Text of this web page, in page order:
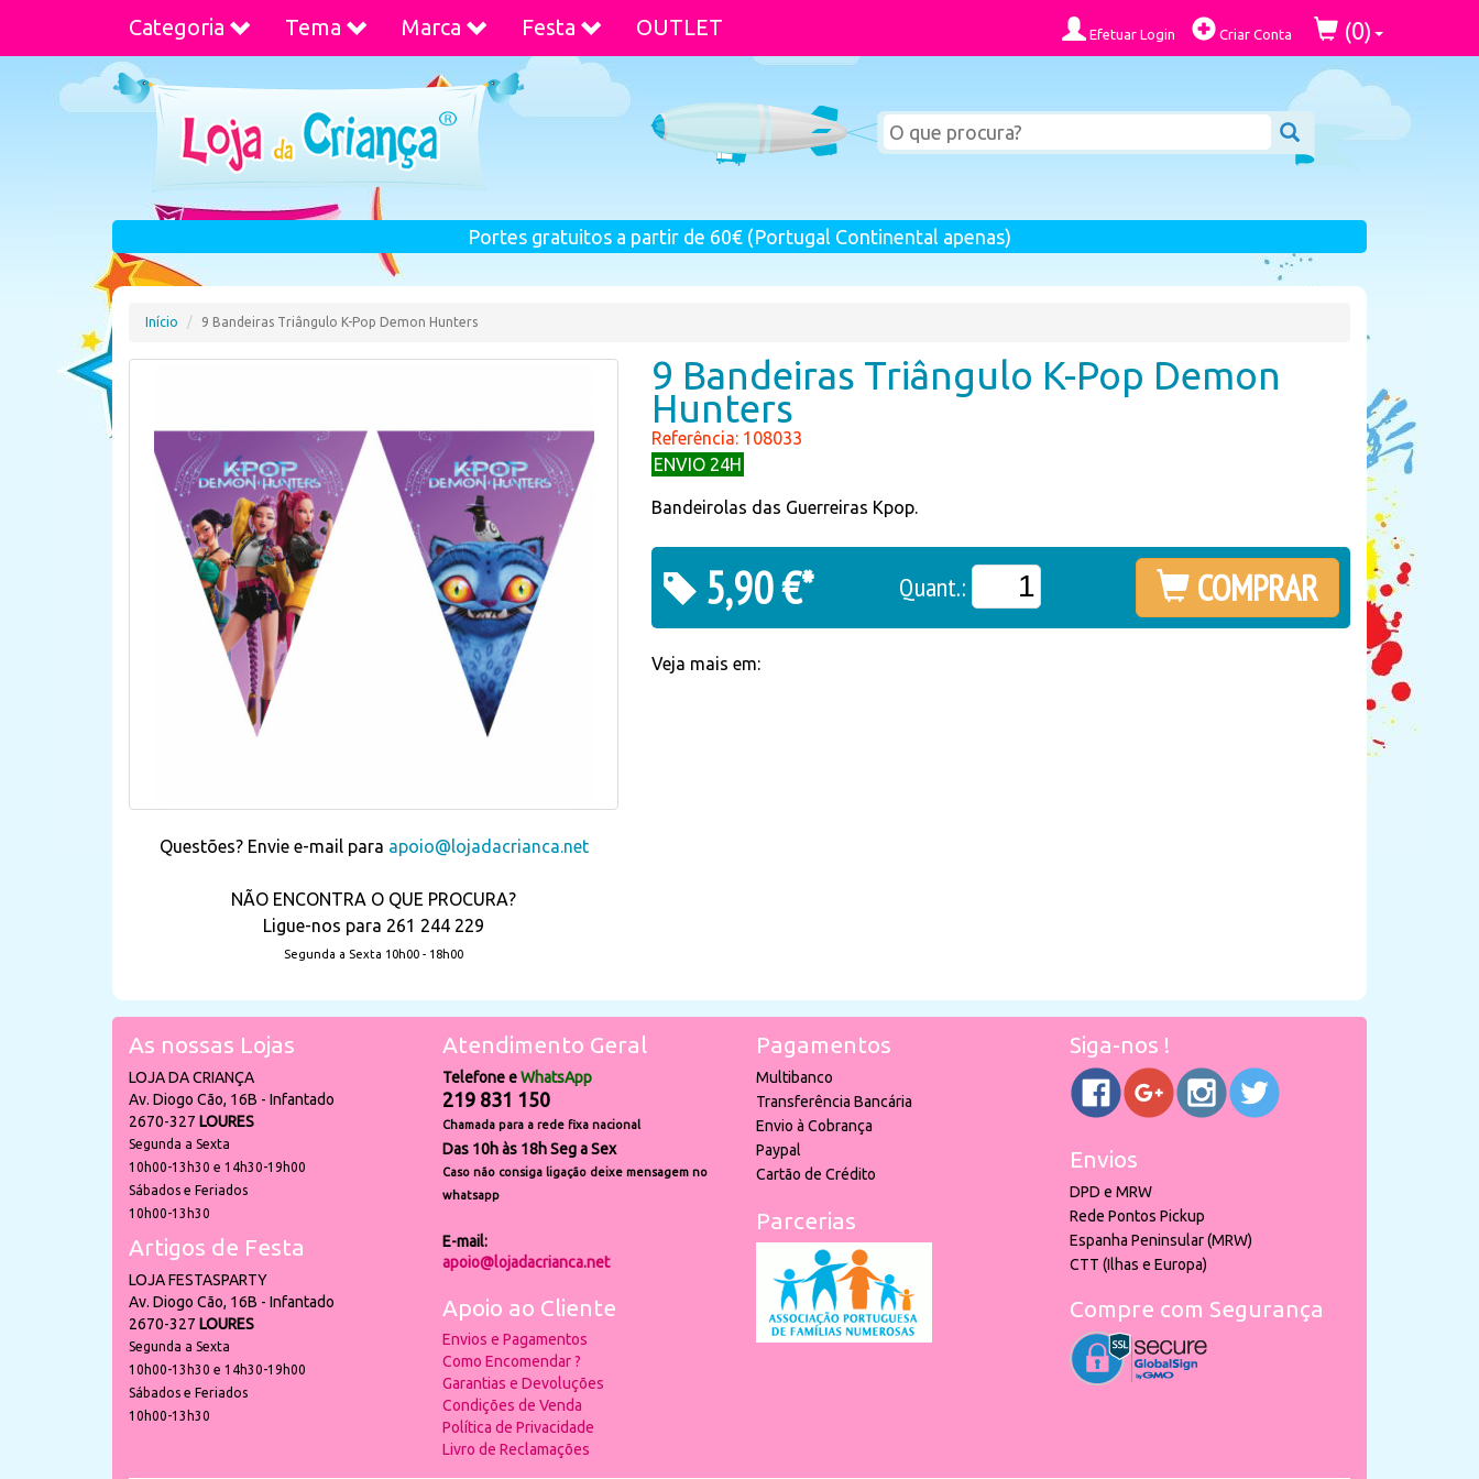
Categoria Tema Marca Festa OUTLET Efetuar Login Criar Conta (0)
Portes gratuitos a partir de 60€ (Portugal Continental apenas)
Início 9 Bandeiras Triângulo K-Pop Demon Hunters
Questões? Envie e-mail para apoio@lojadacrianca.net
NÃO ENCONTRA O QUE PROCURA?
Ligue-nos para 261 244 229
Segunda a Sexta 10h00 - 18h00
9 Bandeiras Triângulo K-Pop Demon
Hunters
Referência: 108033
ENVIO 24H
Bandeirolas das Guerreiras Kpop.
5,90 €* Quant.: COMPRAR
Veja mais em:
As nossas Lojas
LOJA DA CRIANÇA
Av. Diogo Cão, 16B - Infantado
2670-327 LOURES
Segunda a Sexta
10h00-13h30 e 14h30-19h00
Sábados e Feriados
10h00-13h30
Artigos de Festa
LOJA FESTASPARTY
Av. Diogo Cão, 16B - Infantado
2670-327 LOURES
Segunda a Sexta
10h00-13h30 e 14h30-19h00
Sábados e Feriados
10h00-13h30
Atendimento Geral
Telefone eWhatsApp
219 831 150
Chamada para a rede fixa nacional
Das 10h às 18h Seg a Sex
Caso não consiga ligação deixe mensagem no
whatsapp
E-mail:
apoio@lojadacrianca.net
Apoio ao Cliente
Envios e Pagamentos
Como Encomendar ?
Garantias e Devoluções
Condições de Venda
Política de Privacidade
Livro de Reclamações
Pagamentos
Multibanco
Transferência Bancária
Envio à Cobrança
Paypal
Cartão de Crédito
Parcerias
Siga-nos !
Envios
DPD e MRW
Rede Pontos Pickup
Espanha Peninsular (MRW)
CTT (Ilhas e Europa)
Compre com Segurança